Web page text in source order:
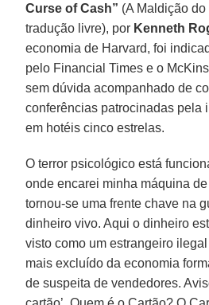
Curse of Cash” (A Maldição
tradução livre), por Kenneth
economia de Harvard, foi
pelo Financial Times e o
sem dúvida acompanhado de
conferências patrocinadas pela
em hotéis cinco estrelas.
O terror psicológico está
onde encarei minha máquina
tornou-se uma frente chave na
dinheiro vivo. Aqui o dinheiro
visto como um estrangeiro
mais excluído da economia
de suspeita de vendedores.